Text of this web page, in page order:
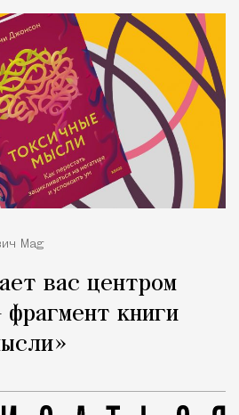
Mag
вас центром
книги